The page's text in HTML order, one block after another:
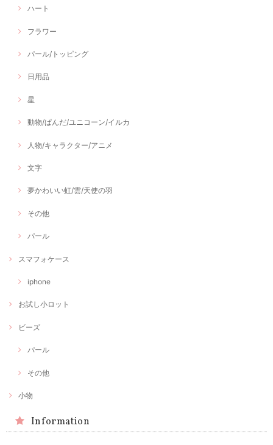
ハート
フラワー
パール/トッピング
日用品
星
動物/ぱんだ/ユニコーン/イルカ
人物/キャラクター/アニメ
文字
夢かわいい虹/雲/天使の羽
その他
パール
スマフォケース
iphone
お試し小ロット
ビーズ
パール
その他
小物
Information